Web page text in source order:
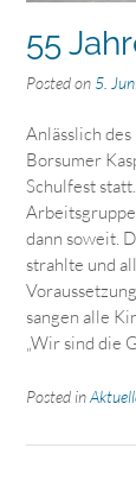
55
Posted on 5.
Anlässlich
Borsumer
Schulfest
dann soweit.
strahlte und
sangen alle
„Wir sind die
Posted in